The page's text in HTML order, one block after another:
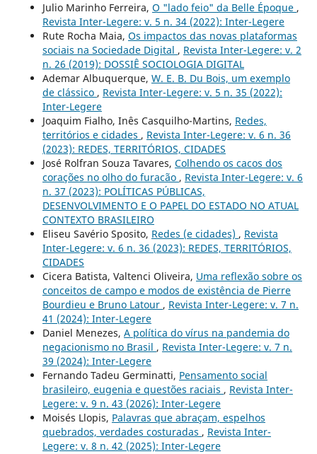
Julio Marinho Ferreira, O "lado feio" da Belle Époque ,
Revista Inter-Legere: v. 5 n. 34 (2022): Inter-Legere
Rute Rocha Maia, Os impactos das novas plataformas
sociais na Sociedade Digital , Revista Inter-Legere: v. 2
n. 26 (2019): DOSSIÊ SOCIOLOGIA DIGITAL
Ademar Albuquerque, W. E. B. Du Bois, um exemplo
de clássico , Revista Inter-Legere: v. 5 n. 35 (2022):
Inter-Legere
Joaquim Fialho, Inês Casquilho-Martins, Redes,
territórios e cidades , Revista Inter-Legere: v. 6 n. 36
(2023): REDES, TERRITÓRIOS, CIDADES
José Rolfran Souza Tavares, Colhendo os cacos dos
corações no olho do furacão , Revista Inter-Legere: v. 6
n. 37 (2023): POLÍTICAS PÚBLICAS,
DESENVOLVIMENTO E O PAPEL DO ESTADO NO ATUAL
CONTEXTO BRASILEIRO
Eliseu Savério Sposito, Redes (e cidades) , Revista
Inter-Legere: v. 6 n. 36 (2023): REDES, TERRITÓRIOS,
CIDADES
Cicera Batista, Valtenci Oliveira, Uma reflexão sobre os
conceitos de campo e modos de existência de Pierre
Bourdieu e Bruno Latour , Revista Inter-Legere: v. 7 n.
41 (2024): Inter-Legere
Daniel Menezes, A política do vírus na pandemia do
negacionismo no Brasil , Revista Inter-Legere: v. 7 n.
39 (2024): Inter-Legere
Fernando Tadeu Germinatti, Pensamento social
brasileiro, eugenia e questões raciais , Revista Inter-
Legere: v. 9 n. 43 (2026): Inter-Legere
Moisés Llopis, Palavras que abraçam, espelhos
quebrados, verdades costuradas , Revista Inter-
Legere: v. 8 n. 42 (2025): Inter-Legere